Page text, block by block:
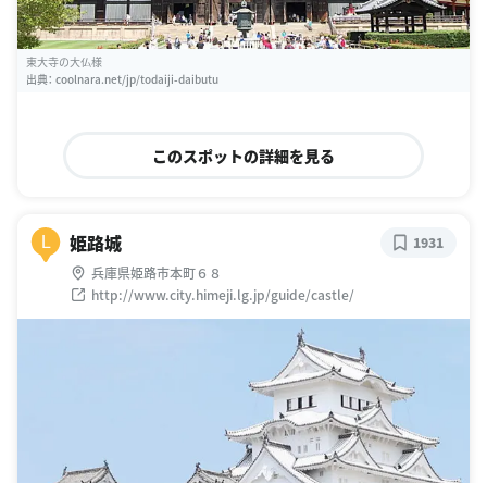
東大寺の大仏様
出典： coolnara.net/jp/todaiji-daibutu
このスポットの詳細を見る
L 姫路城
兵庫県姫路市本町６８
http://www.city.himeji.lg.jp/guide/castle/
1931